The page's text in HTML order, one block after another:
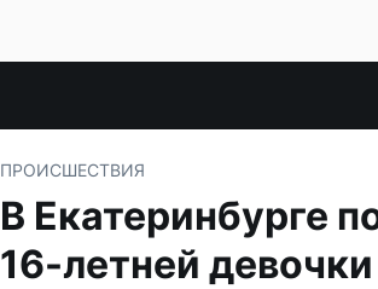
ПРОИСШЕСТВИЯ
В Екатеринбурге
16-летней девочки